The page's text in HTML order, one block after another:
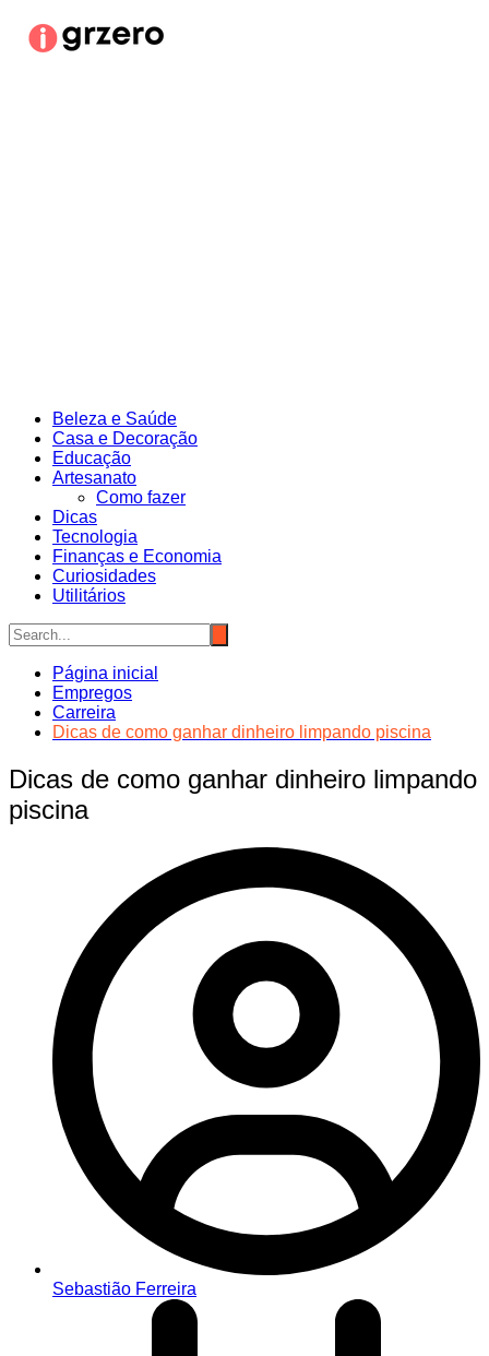
para
Beleza e Saúde
Casa e Decoração
Educação
Artesanato
Como fazer
Dicas
Tecnologia
Finanças e Economia
Curiosidades
Utilitários
Página inicial
Empregos
Carreira
Dicas de como ganhar dinheiro limpando piscina
Dicas de como ganhar dinheiro limpando
piscina
Sebastião Ferreira